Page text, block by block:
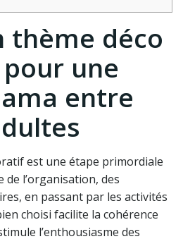
thème déco
une
entre
est une étape primordiale
de l’organisation, des
en passant par les activités
choisi facilite la cohérence
l’enthousiasme des